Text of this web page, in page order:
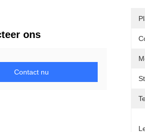
ons
Contact nu